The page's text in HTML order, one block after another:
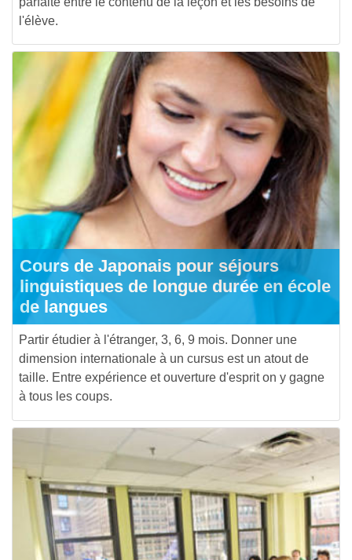
l'élève.
Cours de Japonais pour séjours
linguistiques de longue durée en école
de langues
Partir étudier à l'étranger, 3, 6, 9 mois. Donner une
dimension internationale à un cursus est un atout de
taille. Entre expérience et ouverture d'esprit on y gagne
à tous les coups.